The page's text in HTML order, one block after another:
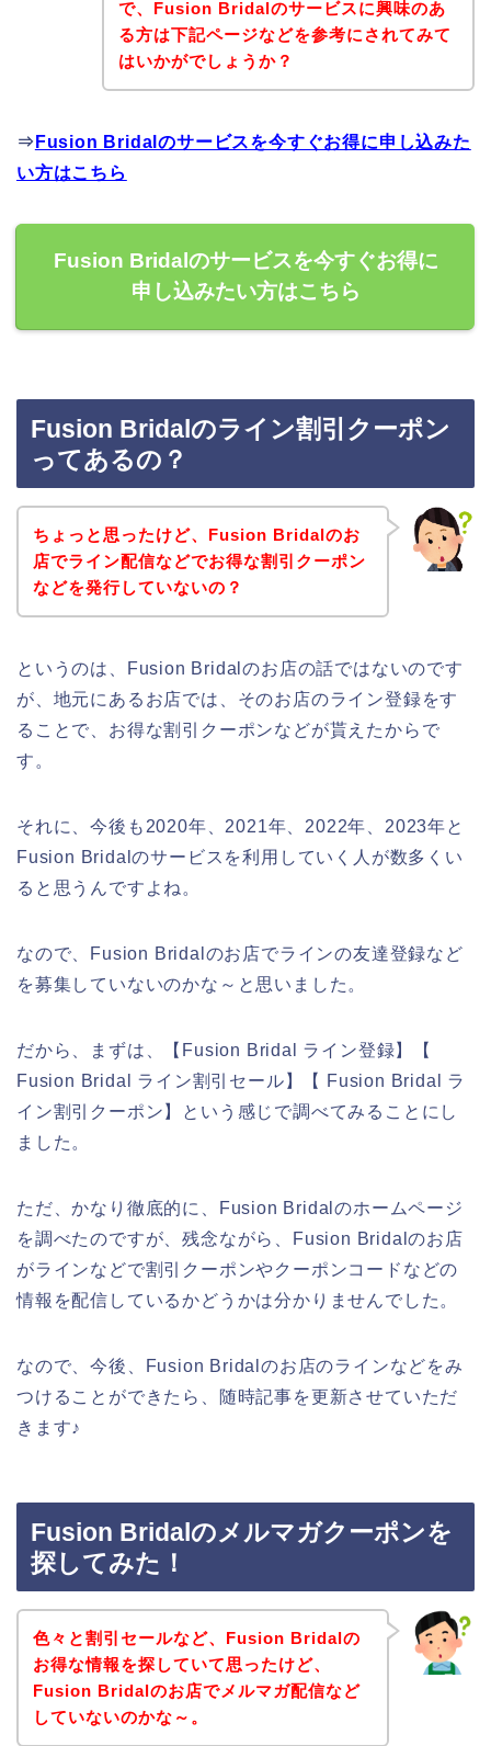
で、Fusion Bridalのサービスに興味のあ
る方は下記ページなどを参考にされてみて
はいかがでしょうか？
⇒ Fusion Bridalのサービスを今すぐお得に申し込みた
い方はこちら
Fusion Bridalのサービスを今すぐお得に
申し込みたい方はこちら
Fusion Bridalのライン割引クーポン
ってあるの？
ちょっと思ったけど、Fusion Bridalのお
店でライン配信などでお得な割引クーポン
などを発行していないの？
というのは、Fusion Bridalのお店の話ではないのです
が、地元にあるお店では、そのお店のライン登録をす
ることで、お得な割引クーポンなどが貰えたからで
す。
それに、今後も2020年、2021年、2022年、2023年と
Fusion Bridalのサービスを利用していく人が数多くい
ると思うんですよね。
なので、Fusion Bridalのお店でラインの友達登録など
を募集していないのかな～と思いました。
だから、まずは、【Fusion Bridal ライン登録】【
Fusion Bridal ライン割引セール】【 Fusion Bridal ラ
イン割引クーポン】という感じで調べてみることにし
ました。
ただ、かなり徹底的に、Fusion Bridalのホームページ
を調べたのですが、残念ながら、Fusion Bridalのお店
がラインなどで割引クーポンやクーポンコードなどの
情報を配信しているかどうかは分かりませんでした。
なので、今後、Fusion Bridalのお店のラインなどをみ
つけることができたら、随時記事を更新させていただ
きます♪
Fusion Bridalのメルマガクーポンを
探してみた！
色々と割引セールなど、Fusion Bridalの
お得な情報を探していて思ったけど、
Fusion Bridalのお店でメルマガ配信など
していないのかな～。